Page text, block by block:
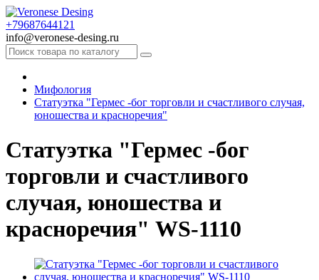
+79687644121
info@veronese-desing.ru
Мифология
Статуэтка "Гермес -бог торговли и счастливого случая,
юношества и красноречия"
Статуэтка "Гермес -бог
торговли и счастливого
случая, юношества и
красноречия" WS-1110